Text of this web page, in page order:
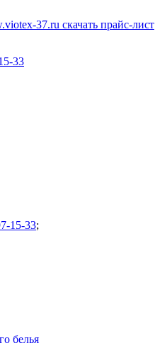
37.ru скачать прайс-лист
33
15-33;
белья